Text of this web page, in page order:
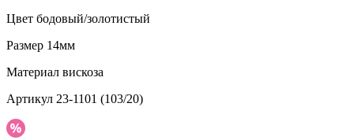
Цвет бодовый/золотистый
Размер 14мм
Материал вискоза
Артикул 23-1101 (103/20)